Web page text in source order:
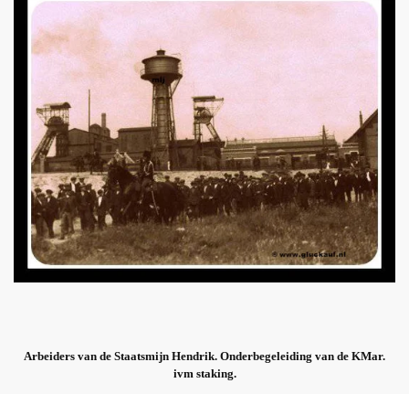
Arbeiders van de Staatsmijn Hendrik. Onderbegeleiding van de KMar.
ivm staking.